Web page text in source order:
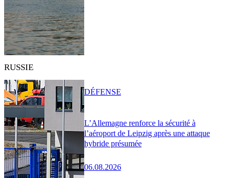
RUSSIE
L’Allemagne renforce la sécurité à
l’aéroport de Leipzig après une attaque
hybride présumée
06.08.2026
DÉFENSE